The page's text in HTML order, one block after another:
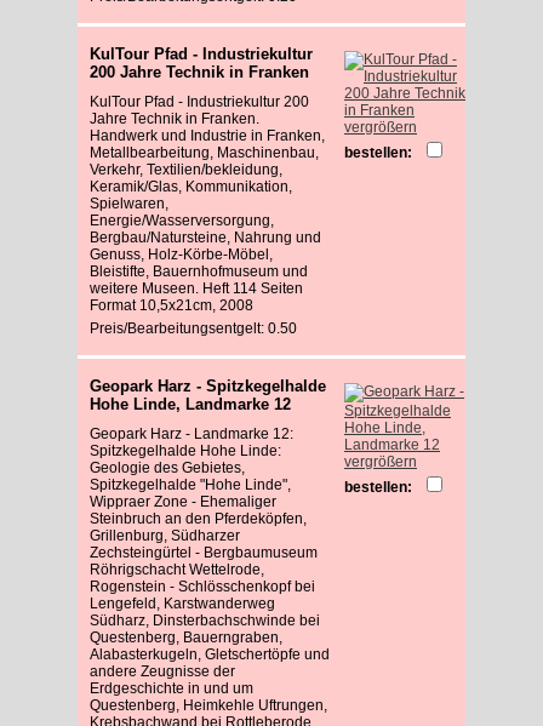
KulTour Pfad - Industriekultur
200 Jahre Technik in Franken
KulTour Pfad - Industriekultur 200
Jahre Technik in Franken.
Handwerk und Industrie in Franken,
Metallbearbeitung, Maschinenbau,
Verkehr, Textilien/bekleidung,
Keramik/Glas, Kommunikation,
Spielwaren,
Energie/Wasserversorgung,
Bergbau/Natursteine, Nahrung und
Genuss, Holz-Körbe-Möbel,
Bleistifte, Bauernhofmuseum und
weitere Museen. Heft 114 Seiten
Format 10,5x21cm, 2008
Preis/Bearbeitungsentgelt: 0.50
vergrößern
bestellen:
Geopark Harz - Spitzkegelhalde
Hohe Linde, Landmarke 12
Geopark Harz - Landmarke 12:
Spitzkegelhalde Hohe Linde:
Geologie des Gebietes,
Spitzkegelhalde "Hohe Linde",
Wippraer Zone - Ehemaliger
Steinbruch an den Pferdeköpfen,
Grillenburg, Südharzer
Zechsteingürtel - Bergbaumuseum
Röhrigschacht Wettelrode,
Rogenstein - Schlösschenkopf bei
Lengefeld, Karstwanderweg
Südharz, Dinsterbachschwinde bei
Questenberg, Bauerngraben,
Alabasterkugeln, Gletschertöpfe und
andere Zeugnisse der
Erdgeschichte in und um
Questenberg, Heimkehle Uftrungen,
Krebsbachwand bei Rottleberode,
vergrößern
bestellen: